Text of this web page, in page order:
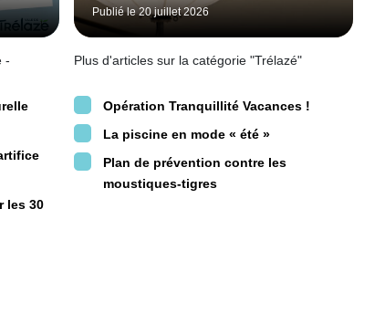
-
les 30
Publié le 20 juillet 2026
Plus d'articles sur la catégorie "Trélazé"
Opération Tranquillité Vacances !
La piscine en mode « été »
Plan de prévention contre les
moustiques-tigres